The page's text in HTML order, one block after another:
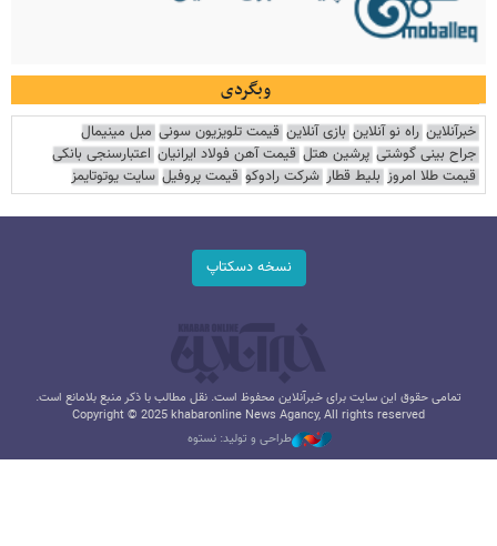
وبگردی
خبرآنلاین راه نو آنلاین بازی آنلاین قیمت تلویزیون سونی مبل مینیمال
جراح بینی گوشتی پرشین هتل قیمت آهن فولاد ایرانیان اعتبارسنجی بانکی
قیمت طلا امروز بلیط قطار شرکت رادوکو قیمت پروفیل سایت یوتوتایمز
نسخه دسکتاپ
تمامی حقوق این سایت برای خبرآنلاین محفوظ است. نقل مطالب با ذکر منبع بلامانع است.
Copyright © 2025 khabaronline News Agancy, All rights reserved
طراحی و تولید: نستوه